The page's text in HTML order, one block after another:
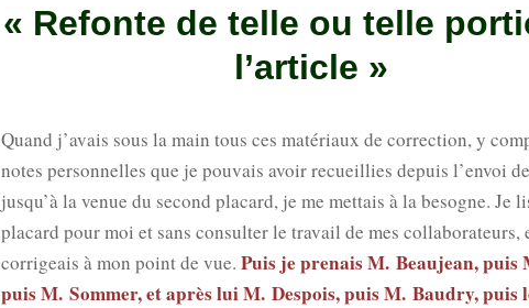
« Refonte de telle ou telle
l’article »
Quand j’avais sous la main tous ces maté­riaux de cor­rec­tion, y
notes per­son­nelles que je pou­vais avoir recueillies depuis l’envoi
jusqu’à la venue du second pla­card, je me met­tais à la besogne. Je
pla­card pour moi et sans consul­ter le tra­vail de mes col­la­bo­ra­teurs,
cor­ri­geais à mon point de vue. Puis je pre­nais M. Beau­jean, puis
puis M. Som­mer, et après lui M. Des­pois, puis M. Bau­dry, puis